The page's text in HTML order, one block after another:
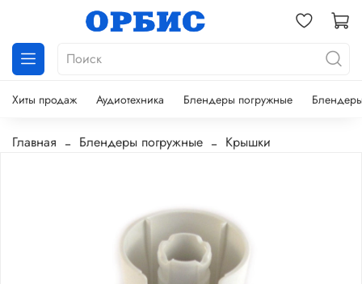
Хиты продаж Аудиотехника Блендеры погружные
Главная Блендеры погружные Крышки